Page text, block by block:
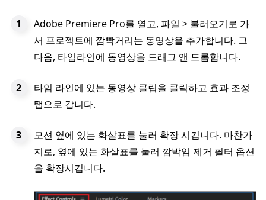
Adobe Premiere Pro를 열고, 파일 > 불러오기로 가
서 프로젝트에 깜빡거리는 동영상을 추가합니다. 그
다음, 타임라인에 동영상을 드래그 앤 드롭합니다.
타임 라인에 있는 동영상 클립을 클릭하고 효과 조정
탭으로 갑니다.
모션 옆에 있는 화살표를 눌러 확장 시킵니다. 마찬가
지로, 옆에 있는 화살표를 눌러 깜박임 제거 필터 옵션
을 확장시킵니다.